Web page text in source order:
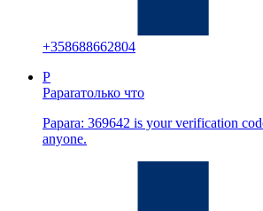
+358688662804
P
Paparaтолько что
Papara: 369642 is your verification
anyone.